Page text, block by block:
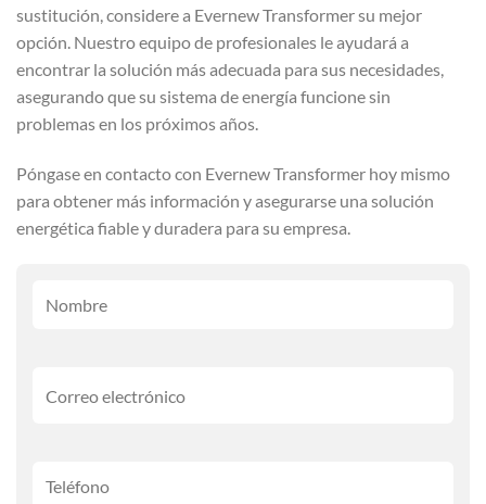
sustitución, considere a Evernew Transformer su mejor
opción. Nuestro equipo de profesionales le ayudará a
encontrar la solución más adecuada para sus necesidades,
asegurando que su sistema de energía funcione sin
problemas en los próximos años.
Póngase en contacto con Evernew Transformer hoy mismo
para obtener más información y asegurarse una solución
energética fiable y duradera para su empresa.